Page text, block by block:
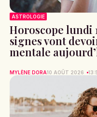
ASTROLOGIE
Horoscope lundi
signes vont
mentale
MYLÈNE DORA10 AOÛT 2026